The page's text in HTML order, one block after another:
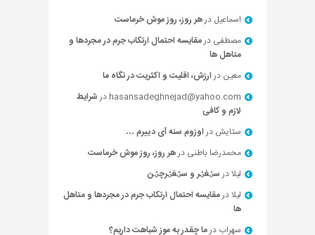
اسماعیل درهر روز، روز موش خرماست
مصطفی درمقایسه احتمال ارتکاب جرم در مجردها و
متاهل ها
معین درارزش، اقلیت و اکثریت در نگاه ما
hasansadeghnejad@yahoo.com درشرایط
لازم و کافی
ستایش دراوزوم سنه آی دییرم …
محمدرضا باطنی درهر روز، روز موش خرماست
لیلادرسؽغؽر و سؽغؽرچؽن
لیلادرمقایسه احتمال ارتکاب جرم در مجردها و متاهل
ها
سهراب درما چقدر به موز شباهت داریم؟